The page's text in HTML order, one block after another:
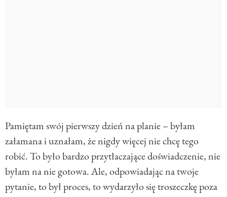
Pamiętam swój pierwszy dzień na planie – byłam
załamana i uznałam, że nigdy więcej nie chcę tego
robić. To było bardzo przytłaczające doświadczenie, nie
byłam na nie gotowa. Ale, odpowiadając na twoje
pytanie, to był proces, to wydarzyło się troszeczkę poza